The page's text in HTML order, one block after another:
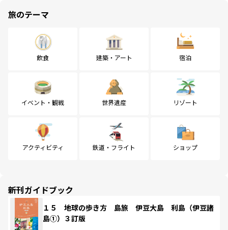
旅のテーマ
飲食 建築・アート 宿泊
イベント・観戦 世界遺産 リゾート
アクティビティ 鉄道・フライト ショップ
新刊ガイドブック
１５ 地球の歩き方 島旅 伊豆大島 利島（伊豆諸
島①）３訂版